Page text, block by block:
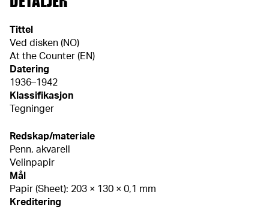
Tittel
Ved disken (NO)
At the Counter (EN)
Datering
1936–1942
Klassifikasjon
Tegninger
Redskap/materiale
Penn, akvarell
Velinpapir
Mål
Papir (Sheet): 203 × 130 × 0,1 mm
Kreditering